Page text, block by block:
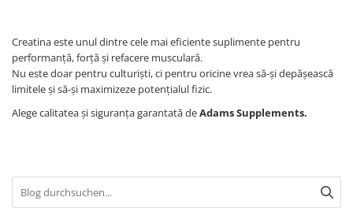
Creatina este unul dintre cele mai eficiente suplimente pentru
performanță, forță și refacere musculară.
Nu este doar pentru culturiști, ci pentru oricine vrea să-și depășească
limitele și să-și maximizeze potențialul fizic.
Alege calitatea și siguranța garantată deAdams Supplements.